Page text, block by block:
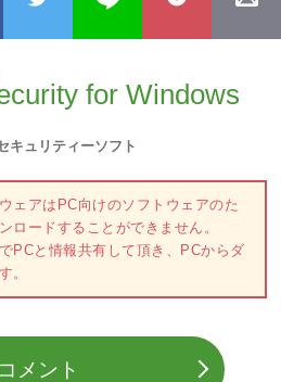
for Windows
キュリティーソフト
ェアはPC向けのソフトウェアのた
ロードすることができません。
PCと情報共有して頂き、PCからダ
。
コメント